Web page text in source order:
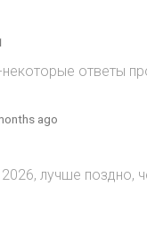
ответы
ago
лучше поздно,